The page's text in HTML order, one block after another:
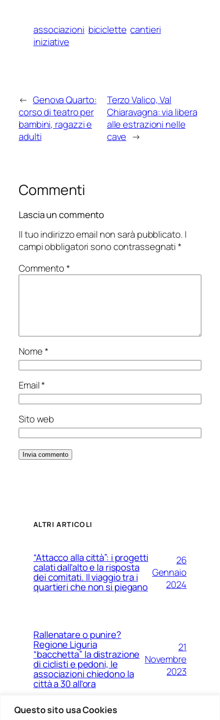
Questo sito usa Cookies
associazioni biciclette cantieri
iniziative
← Genova Quarto:
corso di teatro per
bambini, ragazzi e
adulti
Terzo Valico, Val
Chiaravagna: via libera
alle estrazioni nelle
cave →
Commenti
Lascia un commento
Il tuo indirizzo email non sarà pubblicato. I
campi obbligatori sono contrassegnati*
Commento*
Nome*
Email*
Sito web
ALTRI ARTICOLI
“Attacco alla città”: i progetti
calati dall’alto e la risposta
dei comitati. Il viaggio tra i
quartieri che non si piegano
26
Gennaio
2024
Rallenatare o punire?
Regione Liguria
“bacchetta” la distrazione
di ciclisti e pedoni, le
associazioni chiedono la
città a 30 all’ora
21
Novembre
2023